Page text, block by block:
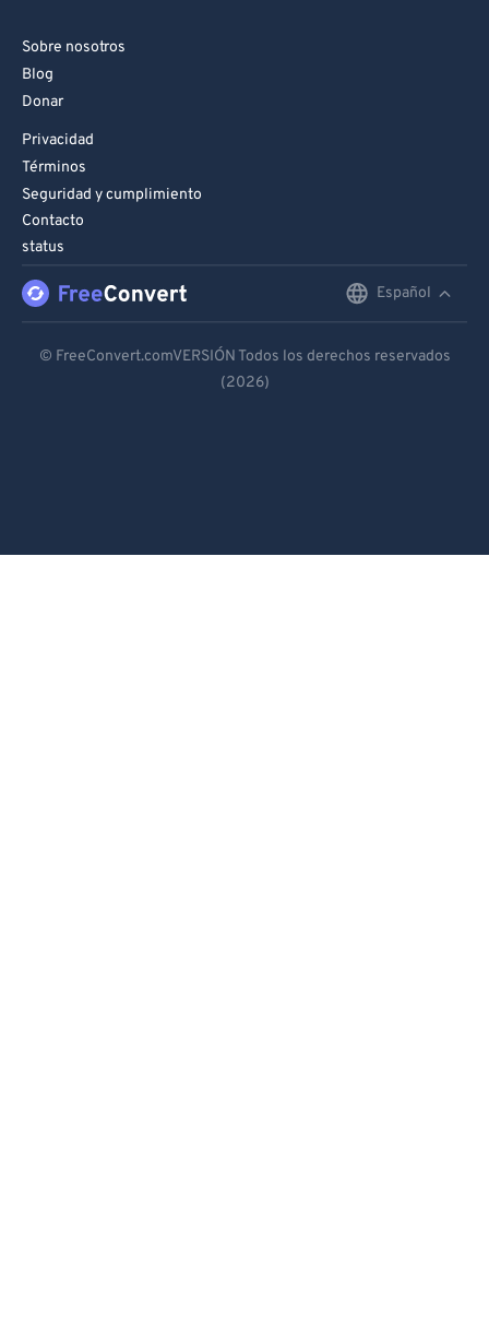
Sobre nosotros
Blog
Donar
Privacidad
Términos
Seguridad y cumplimiento
Contacto
status
Español
Español
© FreeConvert.comVERSIÓN Todos los derechos reservados
(2026)